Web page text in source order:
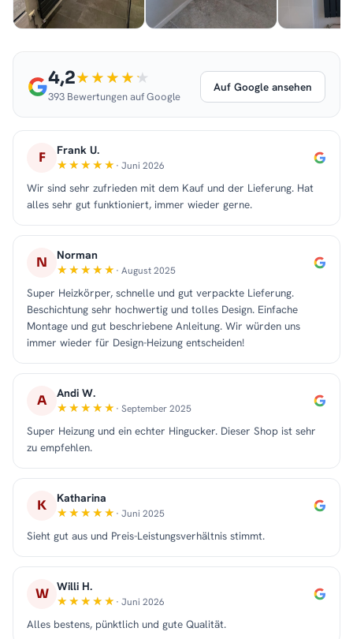
4,2
393 Bewertungen auf Google
Auf Google ansehen
F Frank U.
· Juni 2026
Wir sind sehr zufrieden mit dem Kauf und der Lieferung. Hat
alles sehr gut funktioniert, immer wieder gerne.
N Norman
· August 2025
Super Heizkörper, schnelle und gut verpackte Lieferung.
Beschichtung sehr hochwertig und tolles Design. Einfache
Montage und gut beschriebene Anleitung. Wir würden uns
immer wieder für Design-Heizung entscheiden!
A Andi W.
· September 2025
Super Heizung und ein echter Hingucker. Dieser Shop ist sehr
zu empfehlen.
K Katharina
· Juni 2025
Sieht gut aus und Preis-Leistungsverhältnis stimmt.
W Willi H.
· Juni 2026
Alles bestens, pünktlich und gute Qualität.